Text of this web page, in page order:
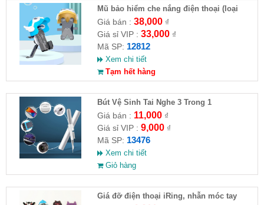
Mũ bảo hiểm che nắng điện thoại (loại
nhỏ)
Giá bán : 38,000₫
Giá sỉ VIP : 33,000₫
Mã SP: 12812
Xem chi tiết
Tạm hết hàng
Bút Vệ Sinh Tai Nghe 3 Trong 1
Giá bán : 11,000₫
Giá sỉ VIP : 9,000₫
Mã SP: 13476
Xem chi tiết
Giỏ hàng
Giá đỡ điện thoại iRing, nhẫn móc tay